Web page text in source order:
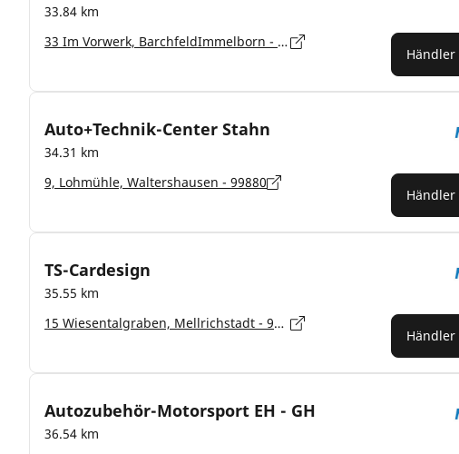
33.84 km
33 Im Vorwerk, BarchfeldImmelborn - 36456
Auto+Technik-Center Stahn
34.31 km
9, Lohmühle, Waltershausen - 99880
TS-Cardesign
35.55 km
15 Wiesentalgraben, Mellrichstadt - 97638
Autozubehör-Motorsport EH - GH
36.54 km